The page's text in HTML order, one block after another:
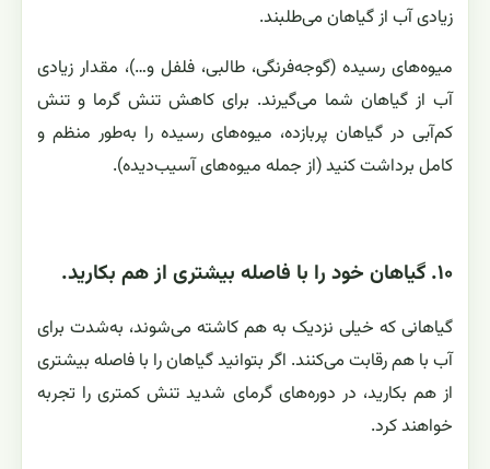
زیادی آب از گیاهان می‌طلبند.
میوه‌های رسیده (گوجه‌فرنگی، طالبی، فلفل و…)، مقدار زیادی
آب از گیاهان شما می‌گیرند. برای کاهش تنش گرما و تنش
کم‌آبی در گیاهان پربازده، میوه‌های رسیده را به‌طور منظم و
کامل برداشت کنید (از جمله میوه‌های آسیب‌دیده).
۱۰. گیاهان خود را با فاصله بیشتری از هم بکارید.
گیاهانی که خیلی نزدیک به هم کاشته می‌شوند، به‌شدت برای
آب با هم رقابت می‌کنند. اگر بتوانید گیاهان را با فاصله بیشتری
از هم بکارید، در دوره‌های گرمای شدید تنش کمتری را تجربه
خواهند کرد.